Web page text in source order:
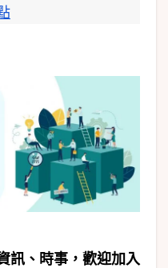
訊、時事，歡迎加入